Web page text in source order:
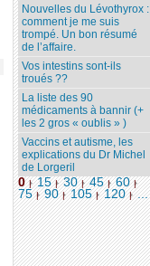
Nouvelles du Lévothyrox :
comment je me suis
trompé. Un bon résumé
de l’affaire.
Vos intestins sont-ils
troués ??
La liste des 90
médicaments à bannir (+
les 2 gros « oublis » )
Vaccins et autisme, les
explications du Dr Michel
de Lorgeril
0 | 15 | 30 | 45 | 60 |
75 | 90 | 105 | 120 | ...